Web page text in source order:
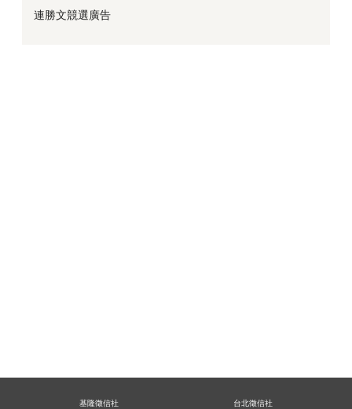
連勝文競選廣告
基隆徵信社 台北徵信社